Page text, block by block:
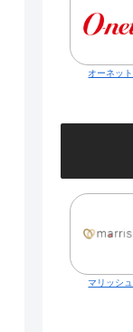
オーネット
マリッシュ